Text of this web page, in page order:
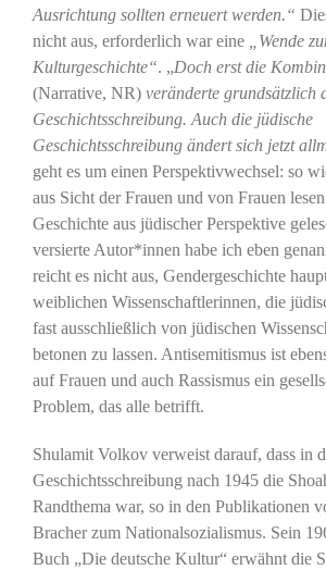
Ausrichtung sollten erneuert werden.“
nicht aus, erforderlich war eine
„Wende
Kulturgeschichte“. „Doch erst die
(Narrative, NR) veränderte grundsätzlich
Geschichtsschreibung. Auch die jüdische
Geschichtsschreibung ändert sich jetzt
geht es um einen Perspektivwechsel: so
aus Sicht der Frauen und von Frauen
Geschichte aus jüdischer Perspektive
versierte Autor*innen habe ich eben
reicht es nicht aus, Gendergeschichte
weiblichen Wissenschaftlerinnen, die
fast ausschließlich von jüdischen
betonen zu lassen. Antisemitismus ist
auf Frauen und auch Rassismus ein
Problem, das alle betrifft.
Shulamit Volkov verweist darauf, dass in
Geschichtsschreibung nach 1945 die
Randthema war, so in den Publikationen
Bracher zum Nationalsozialismus. Sein
Buch „Die deutsche Kultur“ erwähnt die